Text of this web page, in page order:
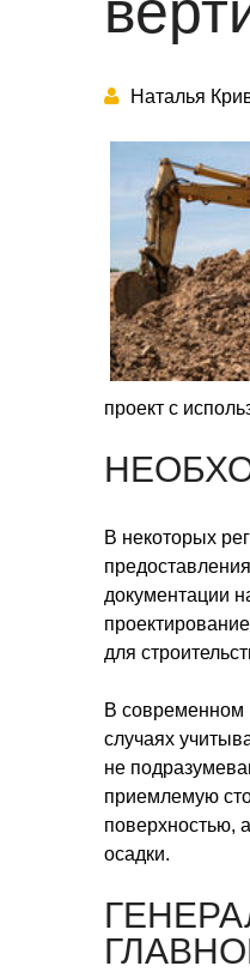
Наталья
проект с
В некоторых
документации
для
В современном
случаях
не
приемлемую
поверхностью,
осадки.